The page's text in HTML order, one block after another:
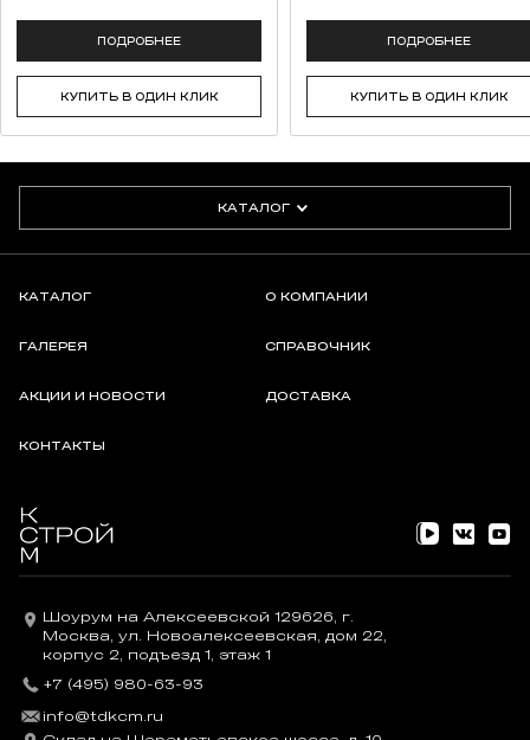
ПОДРОБНЕЕ
КУПИТЬ В ОДИН КЛИК
ПОДРОБНЕЕ
КУПИТЬ В ОДИН КЛИК
КАТАЛОГ
КАТАЛОГ О КОМПАНИИ
ГАЛЕРЕЯ СПРАВОЧНИК
АКЦИИ И НОВОСТИ ДОСТАВКА
КОНТАКТЫ
Шоурум на Алексеевской 129626, г.
Москва, ул. Новоалексеевская, дом 22,
корпус 2, подъезд 1, этаж 1
+7 (495) 980-63-93
info@tdkcm.ru